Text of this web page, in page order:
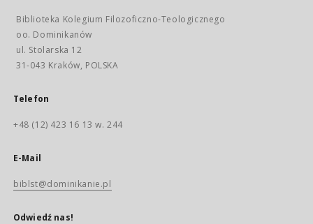
Biblioteka Kolegium Filozoficzno-Teologicznego
oo. Dominikanów
ul. Stolarska 12
31-043 Kraków, POLSKA
Telefon
+48 (12) 423 16 13 w. 244
E-Mail
biblst@dominikanie.pl
Odwiedź nas!